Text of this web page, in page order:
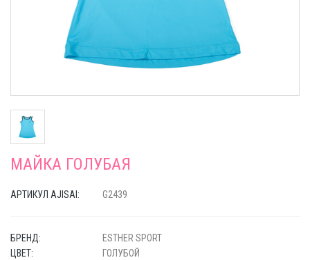
МАЙКА ГОЛУБАЯ
АРТИКУЛ AJISAI: G2439
БРЕНД:
ESTHER SPORT
ЦВЕТ:
ГОЛУБОЙ